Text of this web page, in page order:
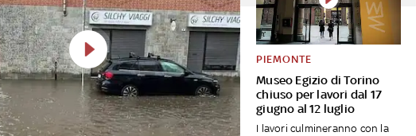
Museo Egizio di Torino
chiuso per lavori dal 17
giugno al 12 luglio
PIEMONTE
I lavori culmineranno con la